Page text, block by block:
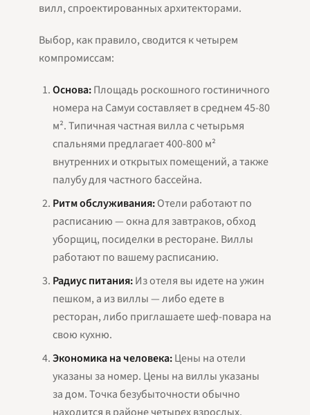
вилл, спроектированных архитекторами.
Выбор, как правило, сводится к четырем
компромиссам:
Основа:Площадь роскошного гостиничного
номера на Самуи составляет в среднем 45-80
м². Типичная частная вилла с четырьмя
спальнями предлагает 400-800 м²
внутренних и открытых помещений, а также
палубу для частного бассейна.
Ритм обслуживания:Отели работают по
расписанию — окна для завтраков, обход
уборщиц, посиделки в ресторане. Виллы
работают по вашему расписанию.
Радиус питания:Из отеля вы идете на ужин
пешком, а из виллы — либо едете в
ресторан, либо приглашаете шеф-повара на
свою кухню.
Экономика на человека:Цены на отели
указаны за номер. Цены на виллы указаны
за дом. Точка безубыточности обычно